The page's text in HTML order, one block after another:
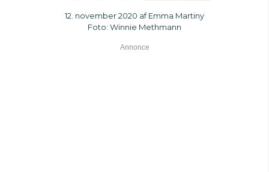
12. november 2020 af Emma Martiny
Foto: Winnie Methmann